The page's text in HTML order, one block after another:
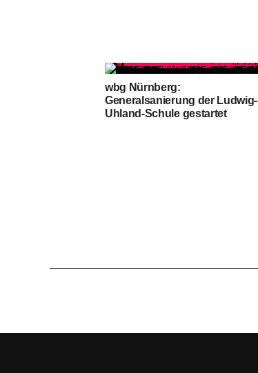
wbg Nürnberg:
Generalsanierung der Ludwig-
Uhland-Schule gestartet